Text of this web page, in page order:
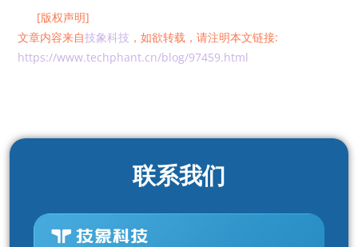
[版权声明]
文章内容来自技象科技 ，如欲转载，请注明本文链接:
https://www.techphant.cn/blog/97459.html
联系我们